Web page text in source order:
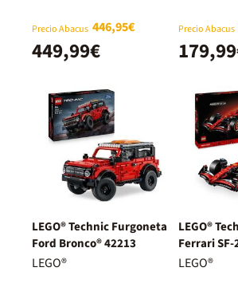
Precio Abacus 446,95€
449,99€
Precio Abacus
LEGO® Technic Furgoneta
Ford Bronco® 42213
LEGO®
LEGO®
Ferrari SF-
LEGO®